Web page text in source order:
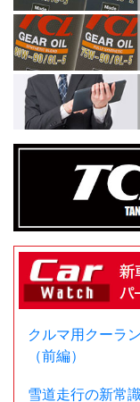
クルマ用クーラ
（前編）
雪道走行の新常